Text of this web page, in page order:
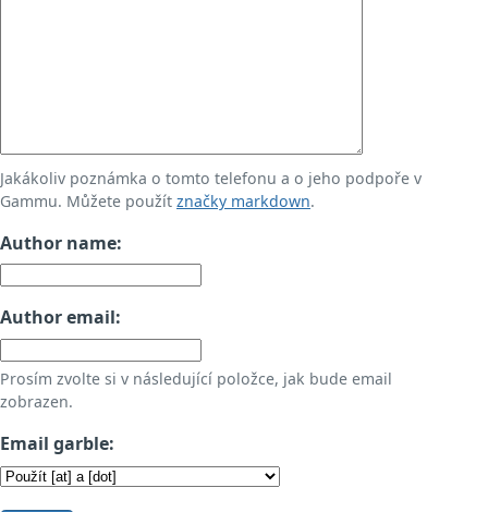
Jakákoliv poznámka o tomto telefonu a o jeho podpoře v
Gammu. Můžete použít značky markdown.
Author name:
Author email:
Prosím zvolte si v následující položce, jak bude email
zobrazen.
Email garble: